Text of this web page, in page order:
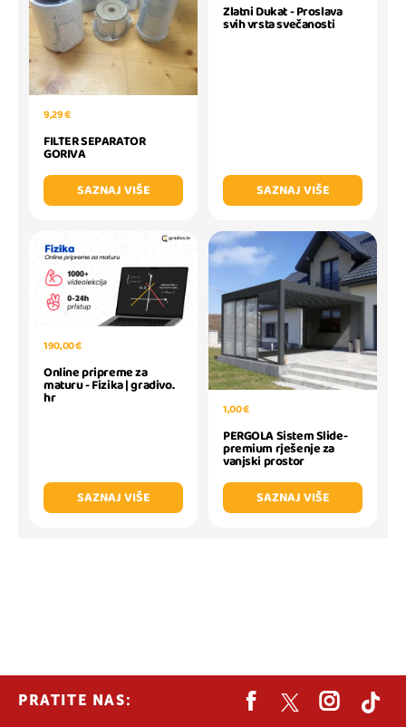
9,29 €
FILTER SEPARATOR
GORIVA
SAZNAJ VIŠE
Zlatni Dukat - Proslava
svih vrsta svečanosti
SAZNAJ VIŠE
190,00 €
Online pripreme za
maturu - Fizika | gradivo.
hr
SAZNAJ VIŠE
1,00 €
PERGOLA Sistem Slide-
premium rješenje za
vanjski prostor
SAZNAJ VIŠE
PRATITE NAS: